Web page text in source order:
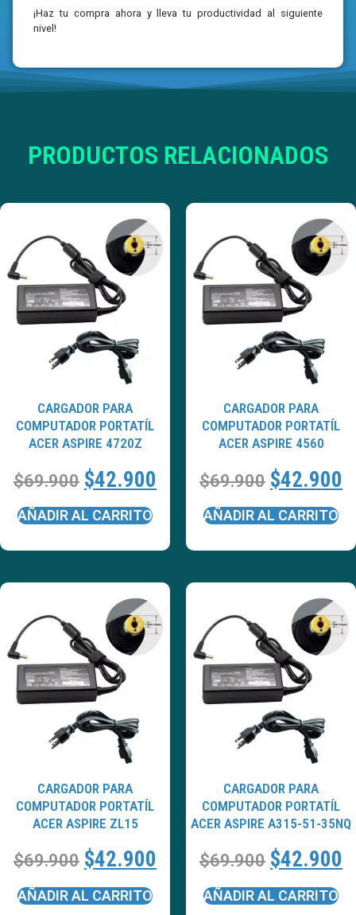
¡Haz tu compra ahora y lleva tu productividad al siguiente
nivel!
PRODUCTOS RELACIONADOS
CARGADOR PARA
COMPUTADOR PORTATÍL
ACER ASPIRE 4720Z
$69.900 $42.900
AÑADIR AL CARRITO
CARGADOR PARA
COMPUTADOR PORTATÍL
ACER ASPIRE 4560
$69.900 $42.900
AÑADIR AL CARRITO
CARGADOR PARA
COMPUTADOR PORTATÍL
ACER ASPIRE ZL15
$69.900 $42.900
AÑADIR AL CARRITO
CARGADOR PARA
COMPUTADOR PORTATÍL
ACER ASPIRE A315-51-35NQ
$69.900 $42.900
AÑADIR AL CARRITO